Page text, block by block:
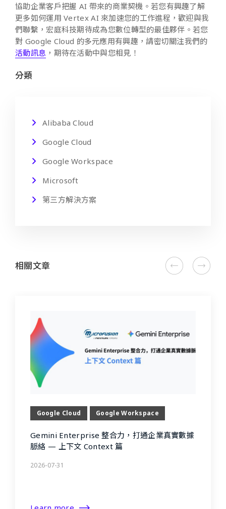
協助企業客戶把握 AI 帶來的商業契機。若您有興趣了解
更多如何運用 Vertex AI 來加速您的工作進程，歡迎與我
們聯繫，宏庭科技期待成為您數位轉型的最佳夥伴。若您
對 Google Cloud 的多元應用有興趣，請密切關注我們的
活動訊息 ，期待在活動中與您相見！
分類
Alibaba Cloud
Google Cloud
Google Workspace
Microsoft
第三方解決方案
相關文章
Google Cloud Google Workspace
Gemini Enterprise 整合力，打通企業真實數據
脈絡 — 上下文 Context 篇
2026-07-31